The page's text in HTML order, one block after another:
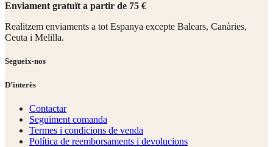
Enviament gratuït a partir de 75 €
Realitzem enviaments a tot Espanya excepte Balears, Canàries,
Ceuta i Melilla.
Segueix-nos
D’interès
Contactar
Seguiment comanda
Termes i condicions de venda
Política de reemborsaments i devolucions